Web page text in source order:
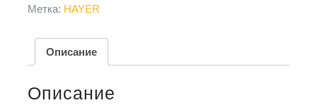
Метка: HAYER
Описание
Описание